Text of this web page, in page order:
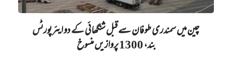
چین میں‌ سمندری طوفان سے قبل شنگھائی کے دو ایئرپورٹس
بند، 1300 پروازیں‌ منسوخ